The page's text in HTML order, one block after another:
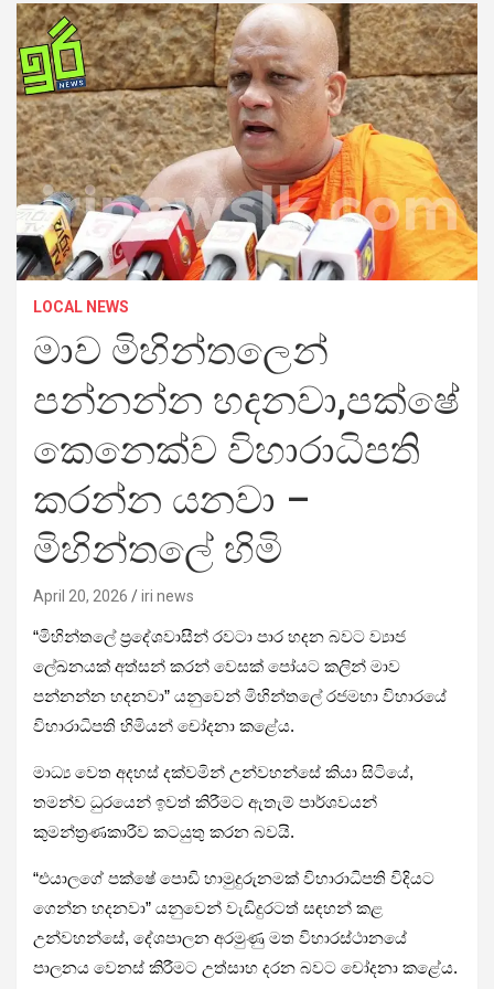
LOCAL NEWS
මාව මිහින්තලෙන්
පන්නන්න හදනවා,පක්ෂේ
කෙනෙක්ව විහාරාධිපති
කරන්න යනවා –
මිහින්තලේ හිමි
April 20, 2026 iri news
“මිහින්තලේ ප්‍රදේශවාසීන් රවටා පාර හදන බවට ව්‍යාජ
ලේඛනයක් අත්සන් කරන් වෙසක් පෝයට කලින් මාව
පන්නන්න හදනවා” යනුවෙන් මිහින්තලේ රජමහා විහාරයේ
විහාරාධිපති හිමියන් චෝදනා කළේය.
මාධ්‍ය වෙත අදහස් දක්වමින් උන්වහන්සේ කියා සිටියේ,
තමන්ව ධුරයෙන් ඉවත් කිරීමට ඇතැම් පාර්ශවයන්
කුමන්ත්‍රණකාරීව කටයුතු කරන බවයි.
“එයාලගේ පක්ෂේ පොඩි හාමුදුරුනමක් විහාරාධිපති විදියට
ගෙන්න හදනවා” යනුවෙන් වැඩිදුරටත් සඳහන් කළ
උන්වහන්සේ, දේශපාලන අරමුණු මත විහාරස්ථානයේ
පාලනය වෙනස් කිරීමට උත්සාහ දරන බවට චෝදනා කළේය.